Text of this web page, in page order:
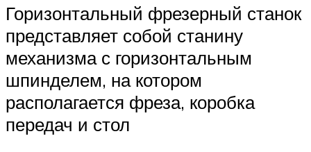
Горизонтальный фрезерный станок
представляет собой станину
механизма с горизонтальным
шпинделем, на котором
располагается фреза, коробка
передач и стол